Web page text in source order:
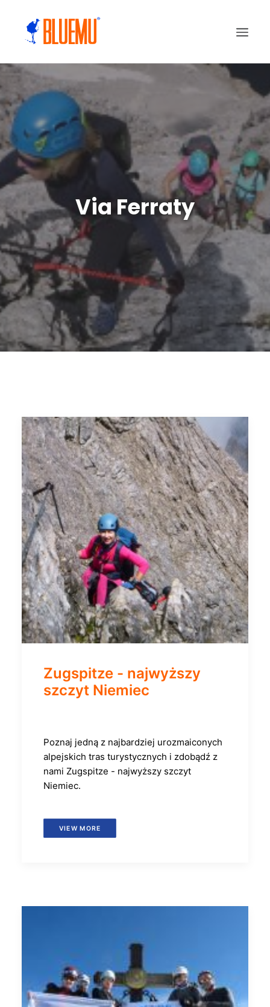
Via Ferraty
Zugspitze - najwyższy
szczyt Niemiec
Poznaj jedną z najbardziej urozmaiconych
alpejskich tras turystycznych i zdobądź z
nami Zugspitze - najwyższy szczyt
Niemiec.
VIEW MORE